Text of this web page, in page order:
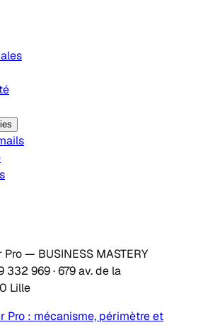
— BUSINESS MASTERY
332 969 · 679 av. de la
Lille
Pro : mécanisme, périmètre et